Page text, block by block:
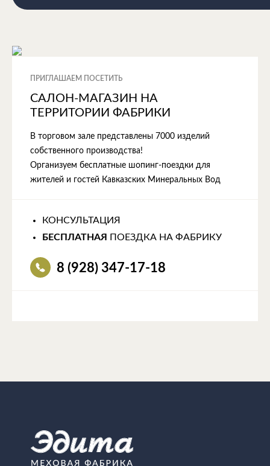
ПРИГЛАШАЕМ ПОСЕТИТЬ
САЛОН-МАГАЗИН НА
ТЕРРИТОРИИ ФАБРИКИ
В торговом зале представлены 7000 изделий
собственного производства!
Организуем бесплатные шопинг-поездки для
жителей и гостей Кавказских Минеральных Вод
КОНСУЛЬТАЦИЯ
БЕСПЛАТНАЯ
ПОЕЗДКА НА ФАБРИКУ
8 (928) 347-17-18